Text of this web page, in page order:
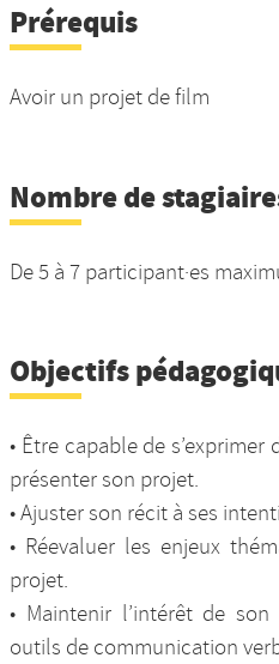
Prérequis
Avoir un projet de film
Nombre de
De 5 à 7 participant·es
Objectifs
• Être capable de
présenter son projet.
• Ajuster son récit à ses
• Réevaluer les enjeux
projet.
• Maintenir l’intérêt de
outils de communication